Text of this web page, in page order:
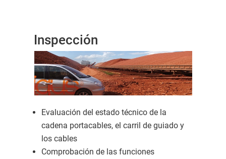
Inspección
Evaluación del estado técnico de la
cadena portacables, el carril de guiado y
los cables
Comprobación de las funciones